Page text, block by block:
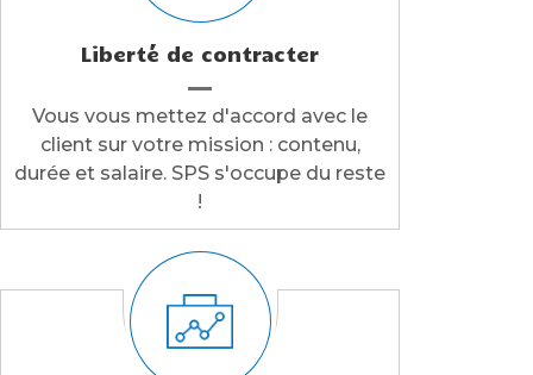
Liberté de contracter
Vous vous mettez d'accord avec le
client sur votre mission : contenu,
durée et salaire. SPS s'occupe du reste
!